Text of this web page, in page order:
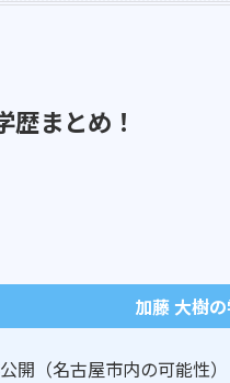
歴まとめ！
加藤 大樹
開（名古屋市内の可能性）